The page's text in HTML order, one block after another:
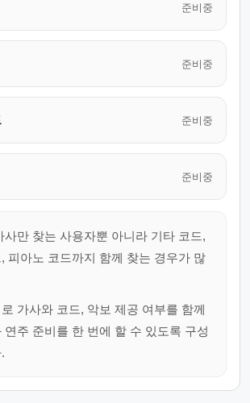
준비중
준비중
준비중
준비중
사만 찾는 사용자뿐 아니라 기타 코드,
피아노 코드까지 함께 찾는 경우가 많
가사와 코드, 악보 제공 여부를 함께
연주 준비를 한 번에 할 수 있도록 구성